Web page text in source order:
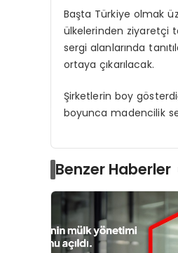
Başta Türkiye olmak
ülkelerinden ziyaretçi
sergi alanlarında
ortaya çıkarılacak.
Şirketlerin boy
boyunca madencilik
Benzer Haberler